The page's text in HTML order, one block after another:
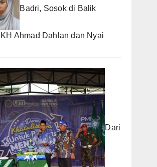
Badri, Sosok di Balik
Ahmad Dahlan dan Nyai
Dari